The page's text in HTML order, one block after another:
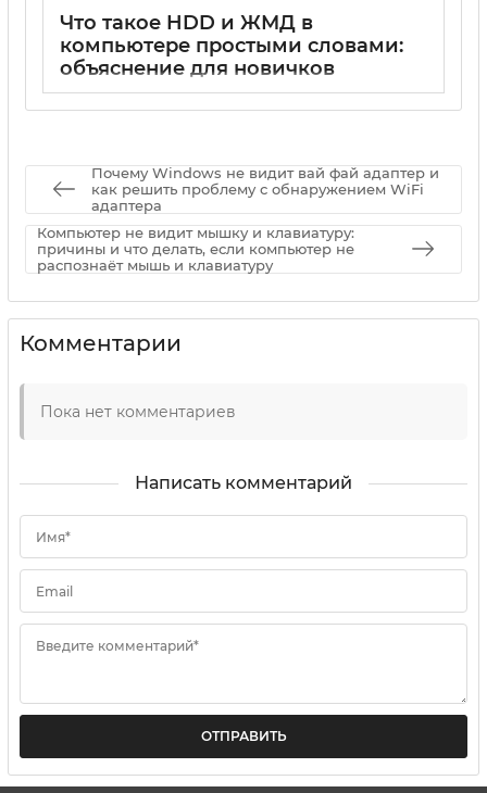
Что такое HDD и ЖМД в
компьютере простыми словами:
объяснение для новичков
Почему Windows не видит вай фай адаптер и
как решить проблему с обнаружением WiFi
адаптера
Компьютер не видит мышку и клавиатуру:
причины и что делать, если компьютер не
распознаёт мышь и клавиатуру
Комментарии
Пока нет комментариев
Написать комментарий
Имя*
Email
Введите комментарий*
ОТПРАВИТЬ